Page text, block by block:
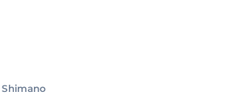
Shimano